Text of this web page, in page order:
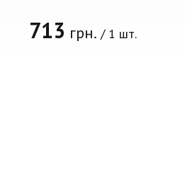
713 грн. / 1 шт.